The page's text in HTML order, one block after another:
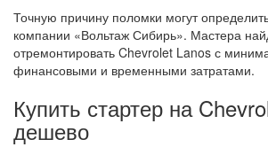
Точную причину поломки могут
компании «Вольтаж Сибирь». Мастера
отремонтировать Chevrolet Lanos с
финансовыми и временными затратами.
Купить стартер на
дешево